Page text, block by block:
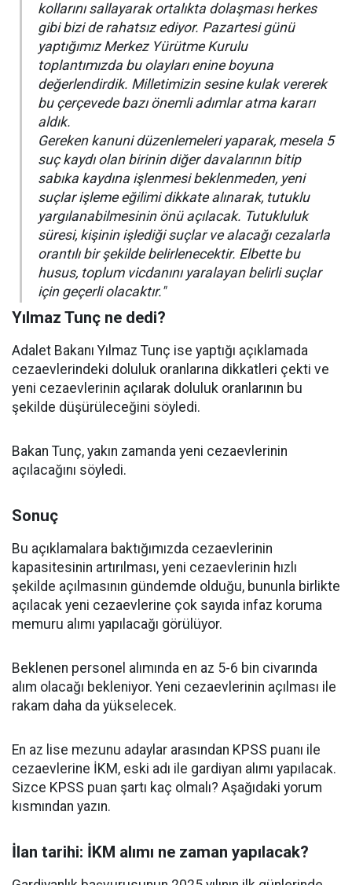
kollarını sallayarak ortalıkta dolaşması herkes
gibi bizi de rahatsız ediyor. Pazartesi günü
yaptığımız Merkez Yürütme Kurulu
toplantımızda bu olayları enine boyuna
değerlendirdik. Milletimizin sesine kulak vererek
bu çerçevede bazı önemli adımlar atma kararı
aldık.
Gereken kanuni düzenlemeleri yaparak, mesela 5
suç kaydı olan birinin diğer davalarının bitip
sabıka kaydına işlenmesi beklenmeden, yeni
suçlar işleme eğilimi dikkate alınarak, tutuklu
yargılanabilmesinin önü açılacak. Tutukluluk
süresi, kişinin işlediği suçlar ve alacağı cezalarla
orantılı bir şekilde belirlenecektir. Elbette bu
husus, toplum vicdanını yaralayan belirli suçlar
için geçerli olacaktır."
Yılmaz Tunç ne dedi?
Adalet Bakanı Yılmaz Tunç ise yaptığı açıklamada
cezaevlerindeki doluluk oranlarına dikkatleri çekti ve
yeni cezaevlerinin açılarak doluluk oranlarının bu
şekilde düşürüleceğini söyledi.
Bakan Tunç, yakın zamanda yeni cezaevlerinin
açılacağını söyledi.
Sonuç
Bu açıklamalara baktığımızda cezaevlerinin
kapasitesinin artırılması, yeni cezaevlerinin hızlı
şekilde açılmasının gündemde olduğu, bununla birlikte
açılacak yeni cezaevlerine çok sayıda infaz koruma
memuru alımı yapılacağı görülüyor.
Beklenen personel alımında en az 5-6 bin civarında
alım olacağı bekleniyor. Yeni cezaevlerinin açılması ile
rakam daha da yükselecek.
En az lise mezunu adaylar arasından KPSS puanı ile
cezaevlerine İKM, eski adı ile gardiyan alımı yapılacak.
Sizce KPSS puan şartı kaç olmalı? Aşağıdaki yorum
kısmından yazın.
İlan tarihi: İKM alımı ne zaman yapılacak?